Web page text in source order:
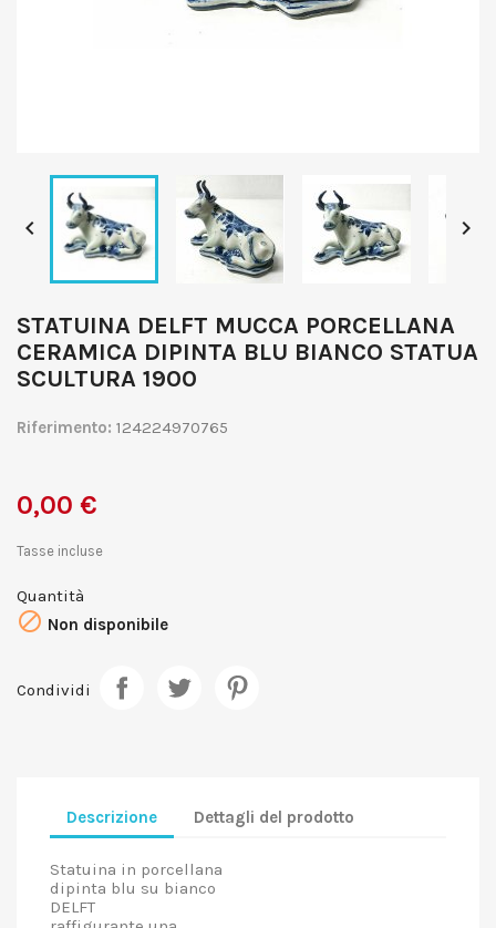
 
STATUINA DELFT MUCCA PORCELLANA
CERAMICA DIPINTA BLU BIANCO STATUA
SCULTURA 1900
Riferimento: 124224970765
0,00 €
Tasse incluse
Quantità
 Non disponibile
Condividi
Descrizione Dettagli del prodotto
Statuina in porcellana
dipinta blu su bianco
DELFT